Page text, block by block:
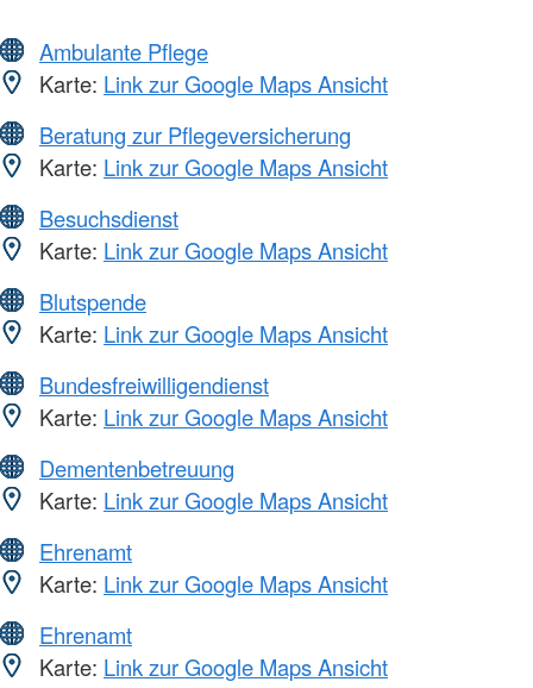
Ambulante Pflege
Karte: Link zur Google Maps Ansicht
Beratung zur Pflegeversicherung
Karte: Link zur Google Maps Ansicht
Besuchsdienst
Karte: Link zur Google Maps Ansicht
Blutspende
Karte: Link zur Google Maps Ansicht
Bundesfreiwilligendienst
Karte: Link zur Google Maps Ansicht
Dementenbetreuung
Karte: Link zur Google Maps Ansicht
Ehrenamt
Karte: Link zur Google Maps Ansicht
Ehrenamt
Karte: Link zur Google Maps Ansicht